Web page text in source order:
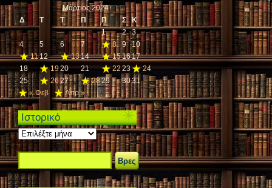
Μάρτιος 2024
Δ
Τ Τ Π Π Σ
Κ
1
2
3
4
5 6 7 8 9
10
1112 1314 151617
18
1920 21 2223
24
25
2627 2829 3031
« Φεβ
Απρ »
Ιστορικό
Ιστορικό